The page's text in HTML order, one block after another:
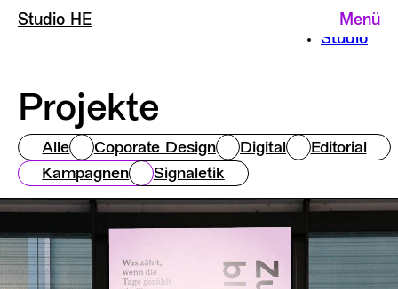
Studio HE
Projekte
Studio
Studio HE Menü
Projekte
Alle Coporate Design Digital
Editorial
Kampagnen
Signaletik